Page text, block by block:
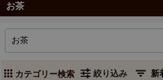
お茶
カテゴリー検索 絞り込み